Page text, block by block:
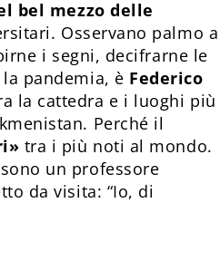
bel mezzo delle
Osservano palmo a
i segni, decifrarne le
pandemia, è Federico
la cattedra e i luoghi più
Perché il
tra i più noti al mondo.
un professore
da visita: “Io, di